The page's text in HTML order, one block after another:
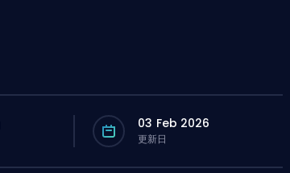
03 Feb 2026
更新日